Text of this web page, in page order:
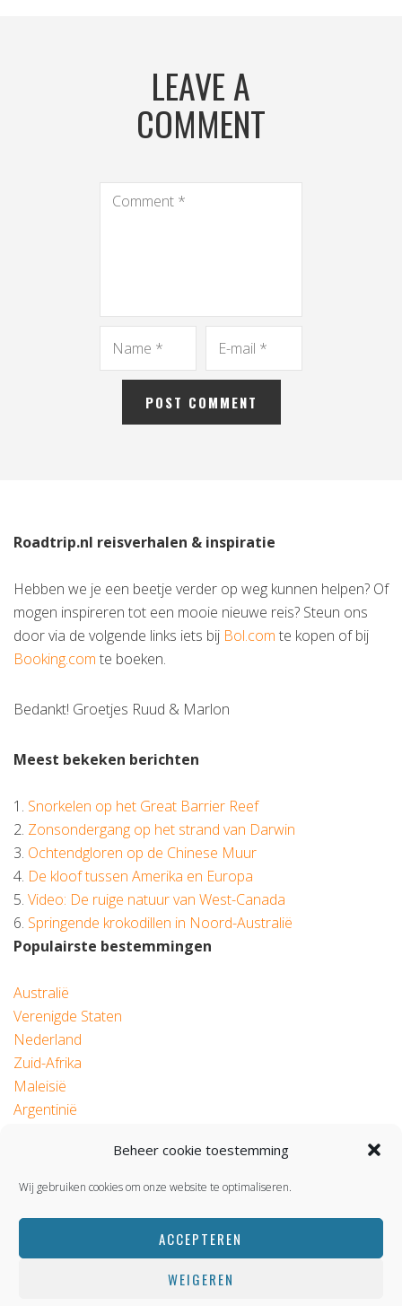
Beheer cookie toestemming
Wij gebruiken cookies om onze website te optimaliseren.
ACCEPTEREN
WEIGEREN
LEAVE A
COMMENT
Roadtrip.nl reisverhalen & inspiratie
Hebben we je een beetje verder op weg kunnen helpen? Of
mogen inspireren tot een mooie nieuwe reis? Steun ons
door via de volgende links iets bij Bol.com te kopen of bij
Booking.com te boeken.
Bedankt! Groetjes Ruud & Marlon
Meest bekeken berichten
1. Snorkelen op het Great Barrier Reef
2. Zonsondergang op het strand van Darwin
3. Ochtendgloren op de Chinese Muur
4. De kloof tussen Amerika en Europa
5. Video: De ruige natuur van West-Canada
6. Springende krokodillen in Noord-Australië
Populairste bestemmingen
Australië
Verenigde Staten
Nederland
Zuid-Afrika
Maleisië
Argentinië
© 2026 Roadtrip.nl
BACK TOP